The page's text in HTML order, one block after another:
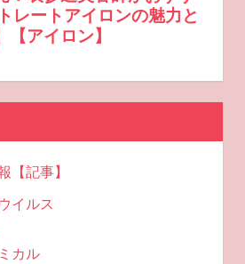
【記事】
イルス
カル